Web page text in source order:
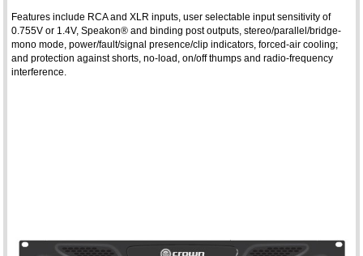
Features include RCA and XLR inputs, user selectable input sensitivity of
0.755V or 1.4V, Speakon® and binding post outputs, stereo/parallel/bridge-
mono mode, power/fault/signal presence/clip indicators, forced-air cooling;
and protection against shorts, no-load, on/off thumps and radio-frequency
interference.